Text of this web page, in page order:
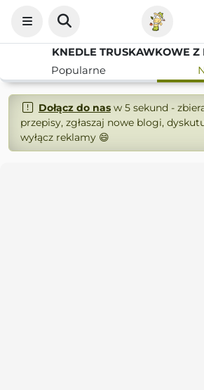
Popularne
Dołącz do nasw 5 sekund -
przepisy, zgłaszaj nowe blogi,
wyłącz reklamy 😄